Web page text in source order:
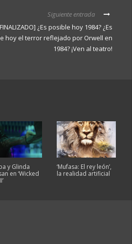
Siguiente entrada
¿Es posible hoy 1984? ¿Es
hoy el terror reflejado por Orwell en
1984? ¡Ven al teatro!
y Glinda
en ‘Wicked
‘Mufasa: El rey león’,
la realidad artificial